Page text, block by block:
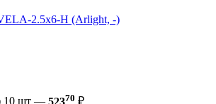
2.5x6-H (Arlight, -)
10 шт — 52370 ₽